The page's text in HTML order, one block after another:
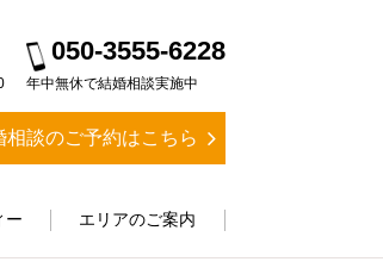
050-3555-6228
年中無休で結婚相談実施中
談のご予約はこちら
ー エリアのご案内